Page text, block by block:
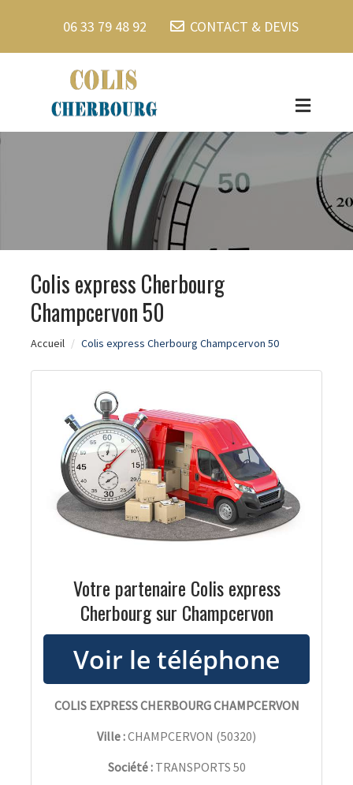
06 33 79 48 92 CONTACT & DEVIS
Colis express Cherbourg
Champcervon 50
Accueil Colis express Cherbourg Champcervon 50
Votre partenaire Colis express
Cherbourg sur Champcervon
COLIS EXPRESS CHERBOURG CHAMPCERVON
Ville :CHAMPCERVON (50320)
Société : TRANSPORTS 50